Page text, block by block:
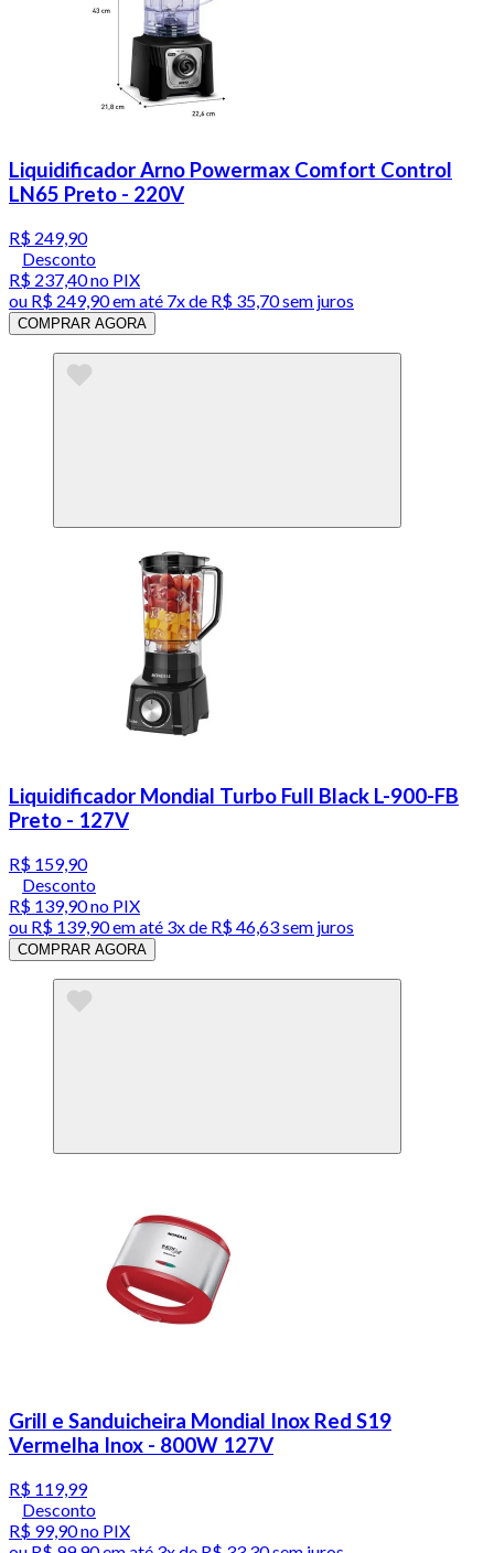
Liquidificador Arno Powermax Comfort Control
LN65 Preto - 220V
R$ 249,90
Desconto
R$ 237,40no PIX
ou R$ 249,90em até 7x de R$ 35,70 sem juros
COMPRAR AGORA
Liquidificador Mondial Turbo Full Black L-900-FB
Preto - 127V
R$ 159,90
Desconto
R$ 139,90no PIX
ou R$ 139,90em até 3x de R$ 46,63 sem juros
COMPRAR AGORA
Grill e Sanduicheira Mondial Inox Red S19
Vermelha Inox - 800W 127V
R$ 119,99
Desconto
R$ 99,90no PIX